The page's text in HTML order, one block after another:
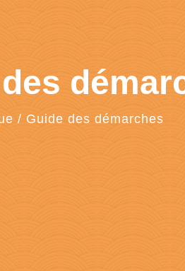
/ Guide des démarches